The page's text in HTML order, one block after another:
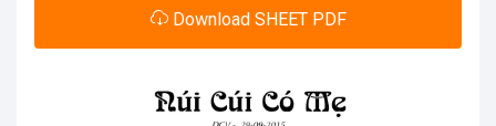
Download SHEET PDF